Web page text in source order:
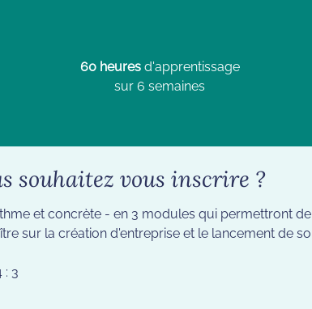
60 heuresd'apprentissage
sur 6 semaines
souhaitez vous inscrire ?
et concrète - en 3 modules qui permettront
sur la création d'entreprise et le lancement de
: 3